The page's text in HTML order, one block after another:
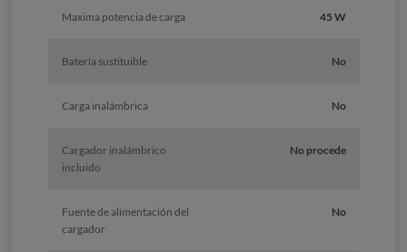
Maxima potencia de carga 45 W
Batería sustituible No
Carga inalámbrica No
Cargador inalámbrico
incluido
No procede
Fuente de alimentación del
cargador
No